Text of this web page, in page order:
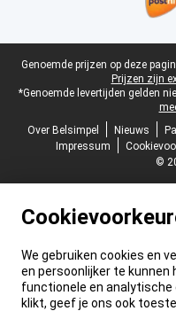
Juridische voettekst
Genoemde prijzen op deze
Prijzen zijn
*Genoemde levertijden gelden
Over Belsimpel
Nieuws
Impressum
©
We gebruiken cookies en
en persoonlijker te kunnen
functionele en analytische
klikt, geef je ons ook